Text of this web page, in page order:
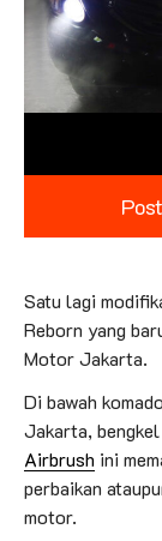
Satu lagi
Reborn yang
Motor Jakarta.
Di bawah
Jakarta, bengkel
Airbrush ini
perbaikan
motor.